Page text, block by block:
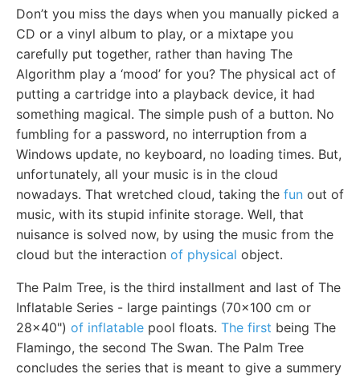
Don’t you miss the days when you manually picked a
CD or a vinyl album to play, or a mixtape you
carefully put together, rather than having The
Algorithm play a ‘mood’ for you? The physical act of
putting a cartridge into a playback device, it had
something magical. The simple push of a button. No
fumbling for a password, no interruption from a
Windows update, no keyboard, no loading times. But,
unfortunately, all your music is in the cloud
nowadays. That wretched cloud, taking the fun out of
music, with its stupid infinite storage. Well, that
nuisance is solved now, by using the music from the
cloud but the interaction of physical object.
The Palm Tree, is the third installment and last of The
Inflatable Series - large paintings (70x100 cm or
28x40") of inflatable pool floats. The first being The
Flamingo, the second The Swan. The Palm Tree
concludes the series that is meant to give a summery